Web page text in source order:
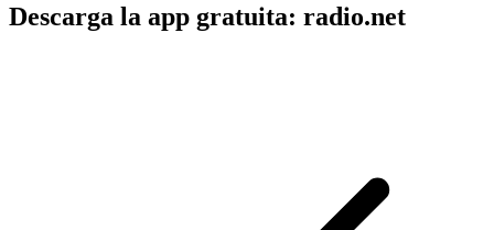
Descarga la app gratuita: radio.net